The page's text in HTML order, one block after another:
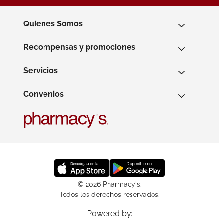
Quienes Somos
Recompensas y promociones
Servicios
Convenios
© 2026 Pharmacy's.
Todos los derechos reservados.
Powered by: